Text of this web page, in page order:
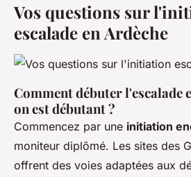
Vos questions sur
escalade en Ardèche
Comment débuter l'escalade
on est débutant ?
Commencez par une initiation
moniteur diplômé. Les sites des
offrent des voies adaptées aux